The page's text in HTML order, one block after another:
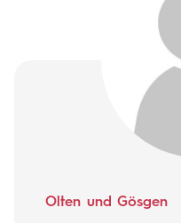
Olten und Gösgen